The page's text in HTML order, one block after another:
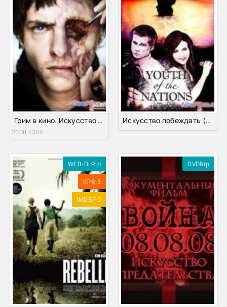
Грим в кино. Искусство грима (2008)
2008, США
Искусство побеждать (2014)
WEB-DLRip
KP 6.3
IMDB 7.0
DVDRip